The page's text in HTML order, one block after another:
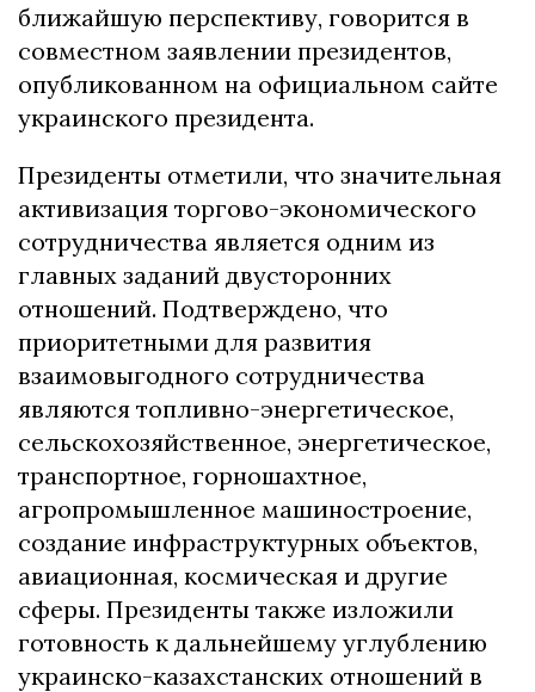
ближайшую перспективу, говорится в
совместном заявлении президентов,
опубликованном на официальном сайте
украинского президента.
Президенты отметили, что значительная
активизация торгово-экономического
сотрудничества является одним из
главных заданий двусторонних
отношений. Подтверждено, что
приоритетными для развития
взаимовыгодного сотрудничества
являются топливно-энергетическое,
сельскохозяйственное, энергетическое,
транспортное, горношахтное,
агропромышленное машиностроение,
создание инфраструктурных объектов,
авиационная, космическая и другие
cферы. Президенты также изложили
готовность к дальнейшему углублению
украинско-казахстанских отношений в